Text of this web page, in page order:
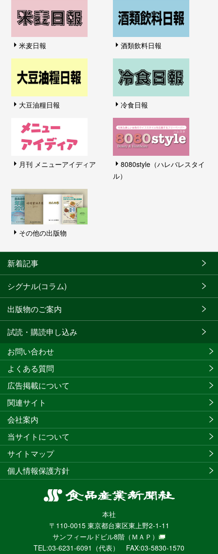
米麦日報 酒類飲料日報
大豆油糧日報 冷食日報
月刊 メニューアイディア
8080style（ハレバレスタイ
ル）
その他の出版物
新着記事
シグナル(コラム)
出版物のご案内
試読・購読申し込み
食
産
業
新
本社
〒110-0015 東京都台東区東上野2-1-11
サンフィールドビル8階 （ＭＡＰ）
TEL:03-6231-6091（代表） FAX:03-5830-1570
お問い合わせ
よくある質問
広告掲載について
関連サイト
会社案内
当サイトについて
サイトマップ
個人情報保護方針